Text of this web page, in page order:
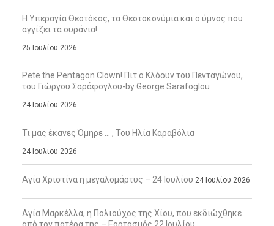
Η Υπεραγία Θεοτόκος, τα Θεοτοκονύμια και ο ύμνος που
αγγίζει τα ουράνια!
25 Ιουλίου 2026
Pete the Pentagon Clown! Πιτ ο Κλόουν του Πενταγώνου,
του Γιώργου Σαράφογλου-by George Sarafoglou
24 Ιουλίου 2026
Τι μας έκανες Όμηρε … , Του Ηλία Καραβόλια
24 Ιουλίου 2026
Αγία Χριστίνα η μεγαλομάρτυς – 24 Ιουλίου 24 Ιουλίου 2026
Αγία Μαρκέλλα, η Πολιούχος της Χίου, που εκδιώχθηκε
από τον πατέρα της – Εορτασμός 22 Ιουλίου